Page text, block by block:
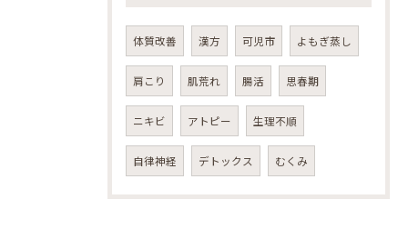
体質改善 漢方 可児市 よもぎ蒸し
肩こり 肌荒れ 腸活 思春期
ニキビ アトピー 生理不順
自律神経 デトックス むくみ